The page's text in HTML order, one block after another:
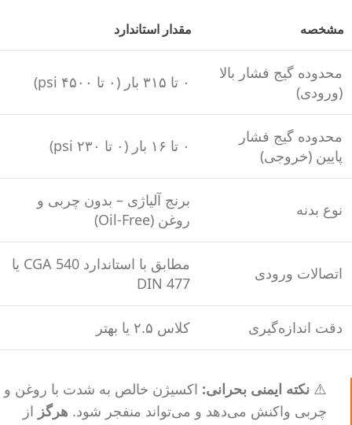
مشخصه مقدار استاندارد
محدوده گیج فشار بالا
(ورودی)
۰ تا ۳۱۵ بار (۰ تا ۴۵۰۰ psi)
محدوده گیج فشار
پایین (خروجی)
۰ تا ۱۶ بار (۰ تا ۲۳۰ psi)
نوع بدنه
برنج آلیاژی – بدون چربی و
روغن (Oil-Free)
اتصالات ورودی
مطابق با استاندارد CGA 540 یا
DIN 477
دقت اندازه‌گیری کلاس ۲.۵ یا بهتر
⚠️ نکته ایمنی بحرانی: اکسیژن خالص به شدت با روغن و
چربی واکنش می‌دهد و می‌تواند منفجر شود. هرگز از